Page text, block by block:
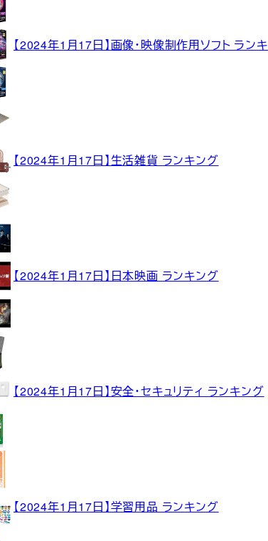
【2024年1月17日】画像・映像制作用ソフト ラン
【2024年1月17日】生活雑貨 ランキング
【2024年1月17日】日本映画 ランキング
【2024年1月17日】安全・セキュリティ ランキング
【2024年1月17日】学習用品 ランキング